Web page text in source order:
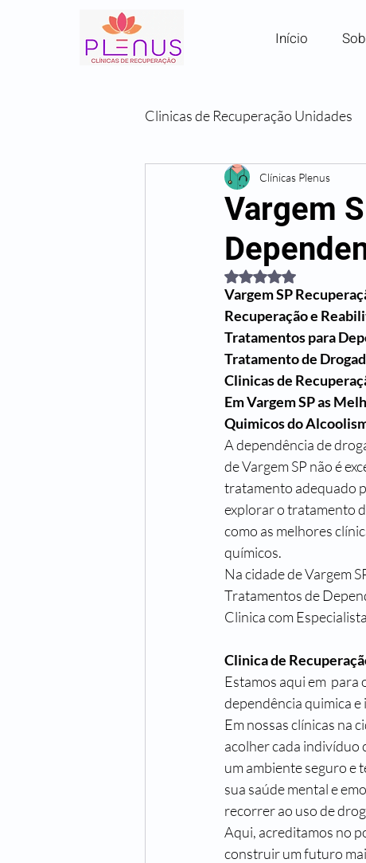
Início
Clinicas de Recuperação Unidades
Clínicas por Região em SP
Comunidades Terapêuticas
Vargem
Clínicas Plenus
Avaliado com NaN de
Vargem SP
Recuperação e
Tratamentos para
Tratamento de
Clinicas de
Em Vargem SP as
Quimicos do
A dependência de
de Vargem SP não é
tratamento adequado
explorar o tratamento
como as melhores
químicos.
Na cidade de Vargem
Tratamentos de
Clinica com
Clinica de
Estamos aqui em
dependência quimica
Em nossas clínicas na
acolher cada indivíduo
um ambiente seguro e
sua saúde mental e
recorrer ao uso de
Aqui, acreditamos no
construir um futuro